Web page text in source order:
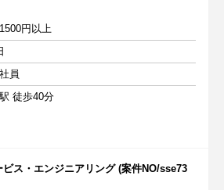
円以上
員
徒歩40分
ス・エンジニアリング (案件NO/sse73